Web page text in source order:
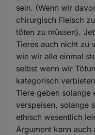
sein. (Wenn wir
chirurgisch Fleisch
töten zu müssen).
Tieres auch nicht zu
wie wir alle einmal
selbst wenn wir
kategorisch
Tiere geben solange
verspeisen, solange
ethisch wesentlich
Argument kann auch